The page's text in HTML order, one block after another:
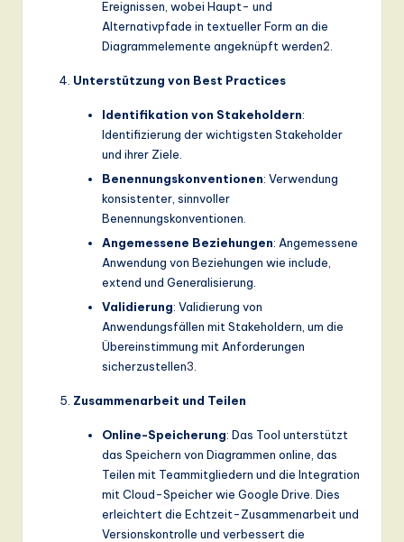
Ereignissen, wobei Haupt- und
Alternativpfade in textueller Form an die
Diagrammelemente angeknüpft werden2
Unterstützung von Best Practices
Identifikation von Stakeholdern:
Identifizierung der wichtigsten Stakeholder
und ihrer Ziele.
Benennungskonventionen: Verwendung
konsistenter, sinnvoller
Benennungskonventionen.
Angemessene Beziehungen: Angemessene
Anwendung von Beziehungen wie include,
extend und Generalisierung.
Validierung: Validierung von
Anwendungsfällen mit Stakeholdern, um die
Übereinstimmung mit Anforderungen
sicherzustellen3
Zusammenarbeit und Teilen
Online-Speicherung: Das Tool unterstützt
das Speichern von Diagrammen online, das
Teilen mit Teammitgliedern und die Integration
mit Cloud-Speicher wie Google Drive. Dies
erleichtert die Echtzeit-Zusammenarbeit und
Versionskontrolle und verbessert die